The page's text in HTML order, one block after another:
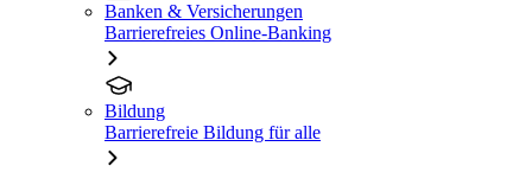
Banken & Versicherungen
Barrierefreies Online-Banking
Bildung
Barrierefreie Bildung für alle